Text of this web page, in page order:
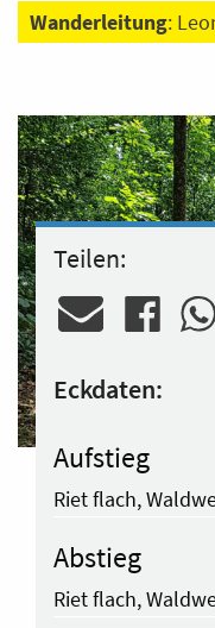
Wanderleitung:
Teilen:
Eckdaten:
Aufstieg
Riet flach,
Abstieg
Riet flach,